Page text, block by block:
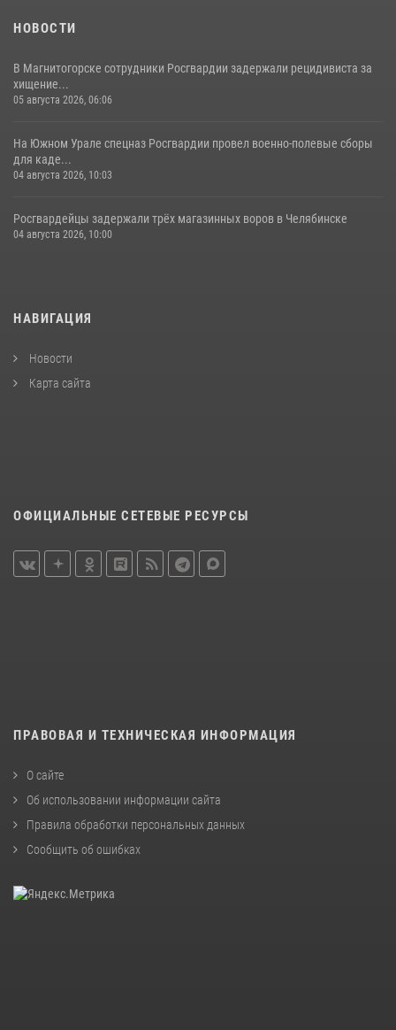
НОВОСТИ
В Магнитогорске сотрудники Росгвардии задержали рецидивиста за
хищение...
05 августа 2026, 06:06
На Южном Урале спецназ Росгвардии провел военно-полевые сборы
для каде...
04 августа 2026, 10:03
Росгвардейцы задержали трёх магазинных воров в Челябинске
04 августа 2026, 10:00
НАВИГАЦИЯ
Новости
Карта сайта
ОФИЦИАЛЬНЫЕ СЕТЕВЫЕ РЕСУРСЫ
ПРАВОВАЯ И ТЕХНИЧЕСКАЯ ИНФОРМАЦИЯ
О сайте
Об использовании информации сайта
Правила обработки персональных данных
Сообщить об ошибках